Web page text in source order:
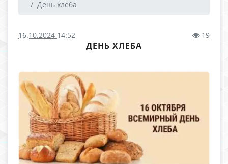
День хлеба
16.10.2024 14:52 19
ДЕНЬ ХЛЕБА